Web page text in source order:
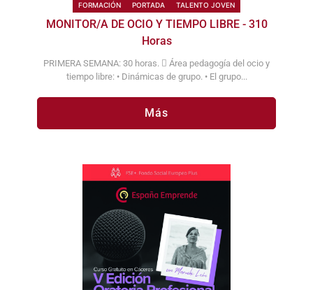
FORMACIÓN PORTADA TALENTO JOVEN
MONITOR/A DE OCIO Y TIEMPO LIBRE - 310
Horas
PRIMERA SEMANA: 30 horas.  Área pedagogía del ocio y
tiempo libre: • Dinámicas de grupo. • El grupo...
Más